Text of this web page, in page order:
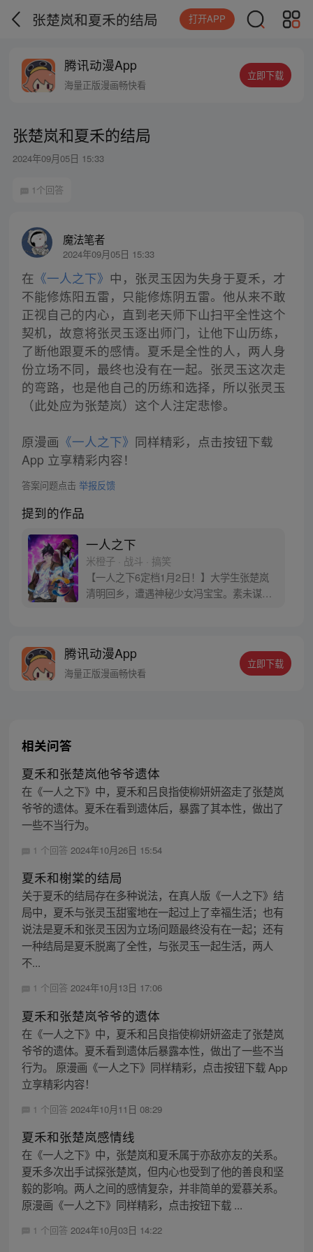
张楚岚和夏禾的结局 打开APP
腾讯动漫App
海量正版漫画畅快看
立即下载
张楚岚和夏禾的结局
2024年09月05日 15:33
1个回答
魔法笔者
2024年09月05日 15:33
在 《一人之下》 中，张灵玉因为失身于夏禾，才
不能修炼阳五雷，只能修炼阴五雷。他从来不敢
正视自己的内心，直到老天师下山扫平全性这个
契机，故意将张灵玉逐出师门，让他下山历练，
了断他跟夏禾的感情。夏禾是全性的人，两人身
份立场不同，最终也没有在一起。张灵玉这次走
的弯路，也是他自己的历练和选择，所以张灵玉
（此处应为张楚岚）这个人注定悲惨。
原漫画 《一人之下》 同样精彩，点击按钮下载
App 立享精彩内容！
答案问题点击 举报反馈
提到的作品
一人之下
米橙子 · 战斗 · 搞笑
【一人之下6定档1月2日！】大学生张楚岚
清明回乡，遭遇神秘少女冯宝宝。素未谋面
密，张楚岚的生活被彻底颠覆，与冯宝宝一
同踏上“异人”之旅。
腾讯动漫App
海量正版漫画畅快看
立即下载
相关问答
夏禾和张楚岚他爷爷遗体
在《一人之下》中，夏禾和吕良指使柳妍妍盗走了张楚岚
爷爷的遗体。夏禾在看到遗体后，暴露了其本性，做出了
一些不当行为。
1 个回答 2024年10月26日 15:54
夏禾和榭棠的结局
关于夏禾的结局存在多种说法，在真人版《一人之下》结
局中，夏禾与张灵玉甜蜜地在一起过上了幸福生活；也有
说法是夏禾和张灵玉因为立场问题最终没有在一起；还有
一种结局是夏禾脱离了全性，与张灵玉一起生活，两人
不...
1 个回答 2024年10月13日 17:06
夏禾和张楚岚爷爷的遗体
在《一人之下》中，夏禾和吕良指使柳妍妍盗走了张楚岚
爷爷的遗体。夏禾看到遗体后暴露本性，做出了一些不当
行为。 原漫画《一人之下》同样精彩，点击按钮下载 App
立享精彩内容！
1 个回答 2024年10月11日 08:29
夏禾和张楚岚感情线
在《一人之下》中，张楚岚和夏禾属于亦敌亦友的关系。
夏禾多次出手试探张楚岚，但内心也受到了他的善良和坚
毅的影响。两人之间的感情复杂，并非简单的爱慕关系。
原漫画《一人之下》同样精彩，点击按钮下载 ...
1 个回答 2024年10月03日 14:22